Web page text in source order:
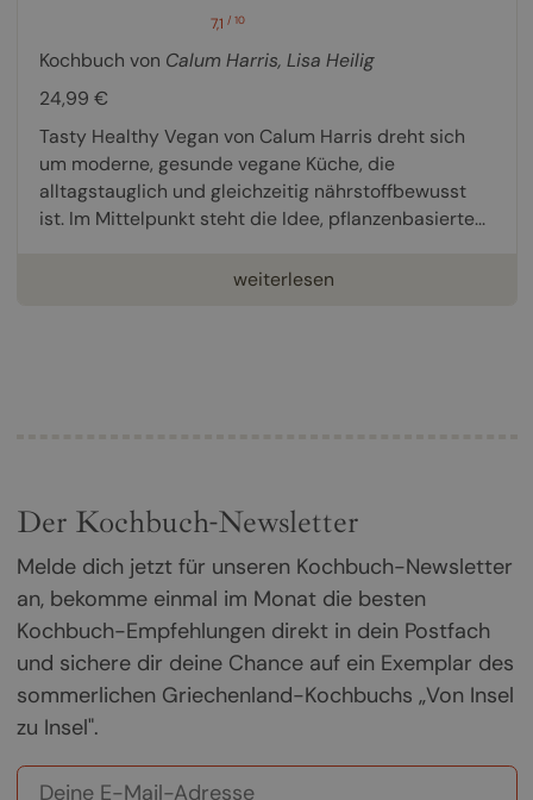
7,1/ 10
Kochbuch von Calum Harris, Lisa Heilig
24,99 €
Tasty Healthy Vegan von Calum Harris dreht sich
um moderne, gesunde vegane Küche, die
alltagstauglich und gleichzeitig nährstoffbewusst
ist. Im Mittelpunkt steht die Idee, pflanzenbasierte...
weiterlesen
Der Kochbuch-Newsletter
Melde dich jetzt für unseren Kochbuch-Newsletter
an, bekomme einmal im Monat die besten
Kochbuch-Empfehlungen direkt in dein Postfach
und sichere dir deine Chance auf ein Exemplar des
sommerlichen Griechenland-Kochbuchs „Von Insel
zu Insel".